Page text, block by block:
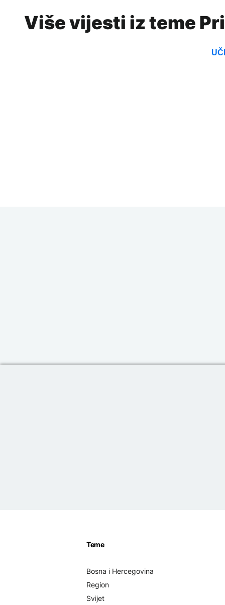
Više vijesti iz teme
Teme
Bosna i Hercegovina
Region
Svijet